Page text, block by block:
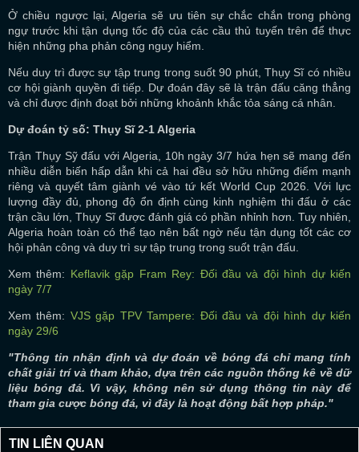
Ở chiều ngược lại, Algeria sẽ ưu tiên sự chắc chắn trong phòng
ngự trước khi tận dụng tốc độ của các cầu thủ tuyến trên để thực
hiện những pha phản công nguy hiểm.
Nếu duy trì được sự tập trung trong suốt 90 phút, Thụy Sĩ có nhiều
cơ hội giành quyền đi tiếp. Dự đoán đây sẽ là trận đấu căng thẳng
và chỉ được định đoạt bởi những khoảnh khắc tỏa sáng cá nhân.
Dự đoán tỷ số: Thụy Sĩ 2-1 Algeria
Trận Thụy Sỹ đấu với Algeria, 10h ngày 3/7 hứa hẹn sẽ mang đến
nhiều diễn biến hấp dẫn khi cả hai đều sở hữu những điểm mạnh
riêng và quyết tâm giành vé vào tứ kết World Cup 2026. Với lực
lượng đầy đủ, phong độ ổn định cùng kinh nghiệm thi đấu ở các
trận cầu lớn, Thụy Sĩ được đánh giá có phần nhỉnh hơn. Tuy nhiên,
Algeria hoàn toàn có thể tạo nên bất ngờ nếu tận dụng tốt các cơ
hội phản công và duy trì sự tập trung trong suốt trận đấu.
Xem thêm: Keflavik gặp Fram Rey: Đối đầu và đội hình dự kiến
ngày 7/7
Xem thêm: VJS gặp TPV Tampere: Đối đầu và đội hình dự kiến
ngày 29/6
"Thông tin nhận định và dự đoán về bóng đá chỉ mang tính
chất giải trí và tham khảo, dựa trên các nguồn thống kê về dữ
liệu bóng đá. Vì vậy, không nên sử dụng thông tin này để
tham gia cược bóng đá, vì đây là hoạt động bất hợp pháp."
TIN LIÊN QUAN